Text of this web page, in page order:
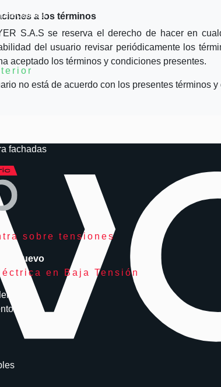
a los términos
S.A.S se reserva el derecho de hacer en
del usuario revisar periódicamente los
aceptado los términos y condiciones presentes.
no está de acuerdo con los presentes términos
fachadas
sobre tensiones
Nuevo
en Baja Tensión